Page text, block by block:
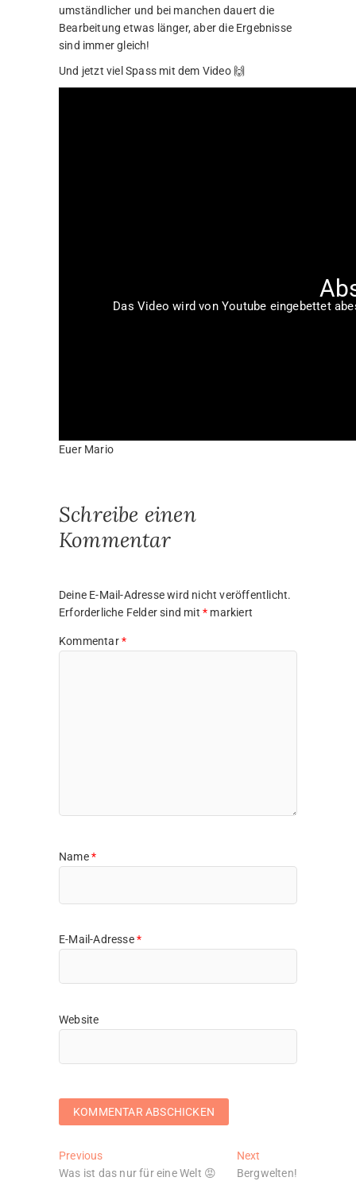
umständlicher und bei manchen dauert die
Bearbeitung etwas länger, aber die Ergebnisse
sind immer gleich!
Und jetzt viel Spass mit dem Video 🙌
Das Video wird von Youtube eingebettet
Euer Mario
Schreibe einen
Kommentar
Deine E-Mail-Adresse wird nicht veröffentlicht.
Erforderliche Felder sind mit * markiert
Kommentar*
Name*
E-Mail-Adresse*
Website
Beitragsnavigation
PreviousPrevious
post:
Was ist das nur für eine Welt 😡
Next
post:
Bergwelten!